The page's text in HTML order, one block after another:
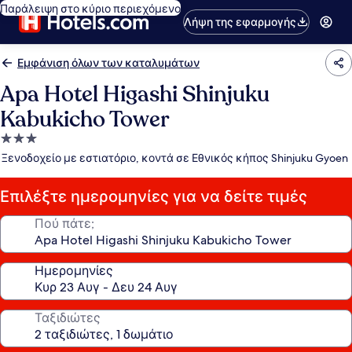
Παράλειψη στο κύριο περιεχόμενο
Λήψη της εφαρμογής
Εμφάνιση όλων των καταλυμάτων
Apa Hotel Higashi Shinjuku
Kabukicho Tower
Κατάλυμα
με
αστέρια
Ξενοδοχείο με εστιατόριο, κοντά σε Εθνικός κήπος Shinjuku Gyoen
Επιλέξτε ημερομηνίες για να δείτε τιμές
Πού πάτε;
Ημερομηνίες
Ταξιδιώτες